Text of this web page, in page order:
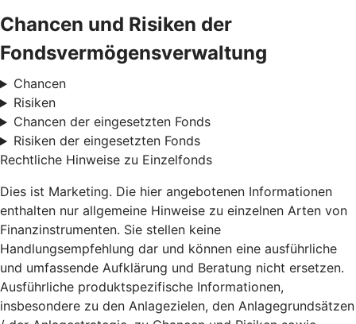
Chancen und Risiken der
Fondsvermögensverwaltung
Chancen
Risiken
Chancen der eingesetzten Fonds
Risiken der eingesetzten Fonds
Rechtliche Hinweise zu Einzelfonds
Dies ist Marketing. Die hier angebotenen Informationen
enthalten nur allgemeine Hinweise zu einzelnen Arten von
Finanzinstrumenten. Sie stellen keine
Handlungsempfehlung dar und können eine ausführliche
und umfassende Aufklärung und Beratung nicht ersetzen.
Ausführliche produktspezifische Informationen,
insbesondere zu den Anlagezielen, den Anlagegrundsätzen